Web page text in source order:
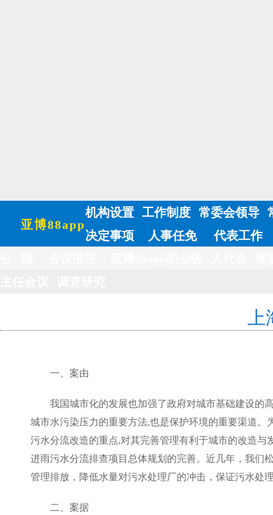
亚博88app
机构设置 工作制度 常委会领导
决定事项
人事任免
代表工作
一、案由
我国城市化的发展也加强了政府对城市基础建设的
城市水污染压力的重要方法,也是保护环境的重要渠道
污水分流改造的重点,对其完善管理有利于城市的改造
进雨污水分流排查项目总体规划的完善。近几年，我们
管理排放，降低水量对污水处理厂的冲击，保证污水处
二、案据